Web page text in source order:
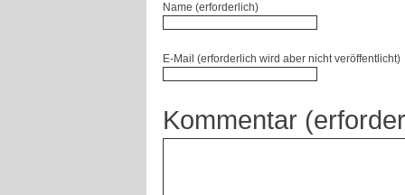
Name (erforderlich)
E-Mail (erforderlich wird aber nicht veröffentlicht)
Kommentar